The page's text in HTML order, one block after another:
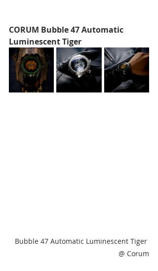
CORUM Bubble 47 Automatic
Luminescent Tiger
Bubble 47 Automatic Luminescent Tiger
@ Corum